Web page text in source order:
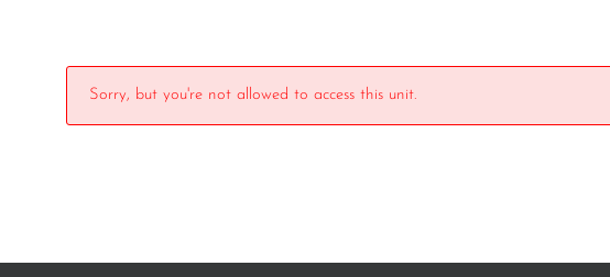
Sorry, but you're not allowed to access this unit.